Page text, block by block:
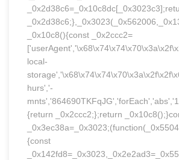
_0x10c8(){const _0x2ccc2=
local-
hurs','-
{return _0x2ccc2;};return
{const